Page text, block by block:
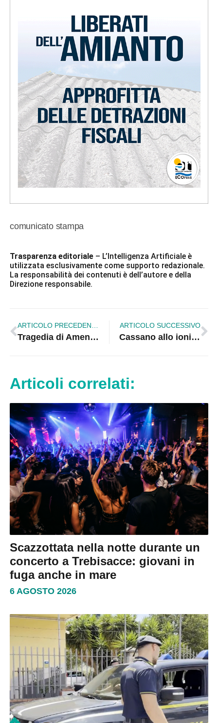
comunicato stampa
Trasparenza editoriale – L’Intelligenza Artificiale è
utilizzata esclusivamente come supporto redazionale.
La responsabilità dei contenuti è dell’autore e della
Direzione responsabile.
ARTICOLO PRECEDENTE
Tragedia di Amendolara, controlli a tappeto: verifiche anche sulle residenze | VAR
ARTICOLO SUCCESSIVO
Cassano allo ionio. Partiti i laboratori estivi di “Educazione Emotiva e Cittadinanza Attiva”
Articoli correlati:
Scazzottata nella notte durante un
concerto a Trebisacce: giovani in
fuga anche in mare
6 AGOSTO 2026